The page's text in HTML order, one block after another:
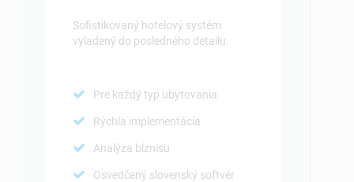
Sofistikovaný hotelový systém
vyladený do posledného detailu.
Pre každý typ ubytovania
Rýchla implementácia
Analýza biznisu
Osvedčený slovenský softvér